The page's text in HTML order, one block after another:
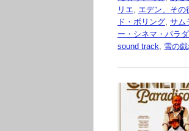
リエ, エデン、その
ド・ボリング, サム
ー・シネマ・パラ
sound track, 雪の